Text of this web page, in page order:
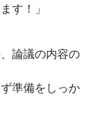
す！」
論議の内容の
備をしっか